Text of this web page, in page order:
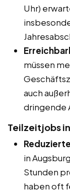
Uhr)
müssen
auch
dringende
Teilzeitjobs
in
Stunden
haben oft